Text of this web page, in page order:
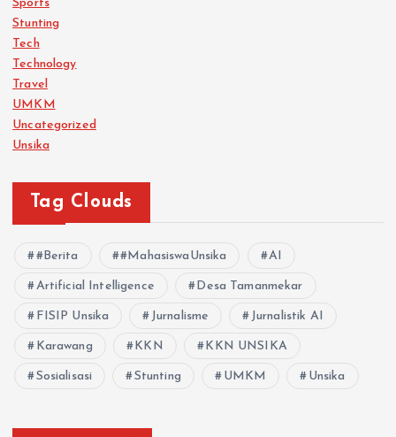
Sports
Stunting
Tech
Technology
Travel
UMKM
Uncategorized
Unsika
Tag Clouds
#Berita #MahasiswaUnsika AI
Artificial Intelligence Desa Tamanmekar
FISIP Unsika Jurnalisme Jurnalistik AI
Karawang KKN KKN UNSIKA
Sosialisasi Stunting UMKM Unsika